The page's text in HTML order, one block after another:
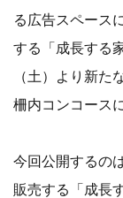
る広告スペース
する「成長する
（土）より新た
柵内コンコース
今回公開するの
販売する「成長